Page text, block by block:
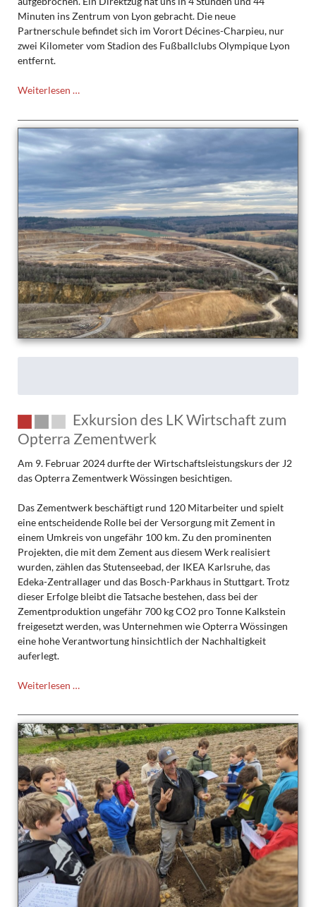
Minuten ins Zentrum von Lyon gebracht. Die neue
Partnerschule befindet sich im Vorort Décines-Charpieu, nur
zwei Kilometer vom Stadion des Fußballclubs Olympique Lyon
entfernt.
Weiterlesen …
dem
Collège
Sainte
Exkursion des LK Wirtschaft zum
Opterra Zementwerk
Am 9. Februar 2024 durfte der Wirtschaftsleistungskurs der J2
das Opterra Zementwerk Wössingen besichtigen.
Das Zementwerk beschäftigt rund 120 Mitarbeiter und spielt
eine entscheidende Rolle bei der Versorgung mit Zement in
einem Umkreis von ungefähr 100 km. Zu den prominenten
Projekten, die mit dem Zement aus diesem Werk realisiert
wurden, zählen das Stutenseebad, der IKEA Karlsruhe, das
Edeka-Zentrallager und das Bosch-Parkhaus in Stuttgart. Trotz
dieser Erfolge bleibt die Tatsache bestehen, dass bei der
Zementproduktion ungefähr 700 kg CO2 pro Tonne Kalkstein
freigesetzt werden, was Unternehmen wie Opterra Wössingen
eine hohe Verantwortung hinsichtlich der Nachhaltigkeit
auferlegt.
Weiterlesen …
LK
Wirtschaft
zum
Opterra
Zementwerk